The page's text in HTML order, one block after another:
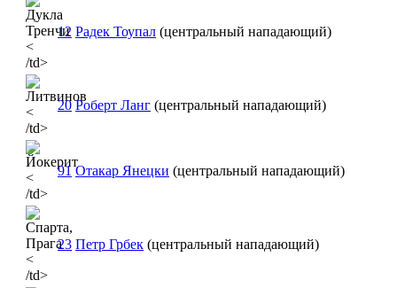
<
/td>
12 Радек Тоупал (центральный нападающий)
<
/td>
20 Роберт Ланг (центральный нападающий)
<
/td>
91 Отакар Янецки (центральный нападающий)
<
/td>
23 Петр Грбек (центральный нападающий)